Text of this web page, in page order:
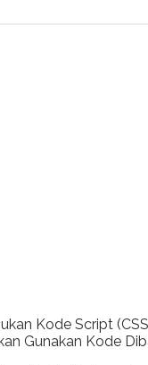
Kode Script
Gunakan Kode